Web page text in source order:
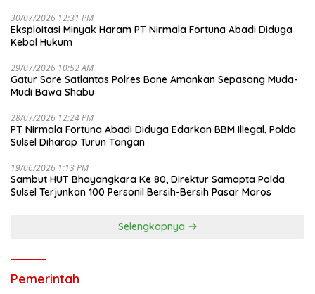
30/07/2026 12:31 PM
Eksploitasi Minyak Haram PT Nirmala Fortuna Abadi Diduga
Kebal Hukum
29/07/2026 10:52 AM
Gatur Sore Satlantas Polres Bone Amankan Sepasang Muda-
Mudi Bawa Shabu
28/07/2026 12:24 PM
PT Nirmala Fortuna Abadi Diduga Edarkan BBM Illegal, Polda
Sulsel Diharap Turun Tangan
19/06/2026 1:13 PM
Sambut HUT Bhayangkara Ke 80, Direktur Samapta Polda
Sulsel Terjunkan 100 Personil Bersih-Bersih Pasar Maros
Selengkapnya
Pemerintah